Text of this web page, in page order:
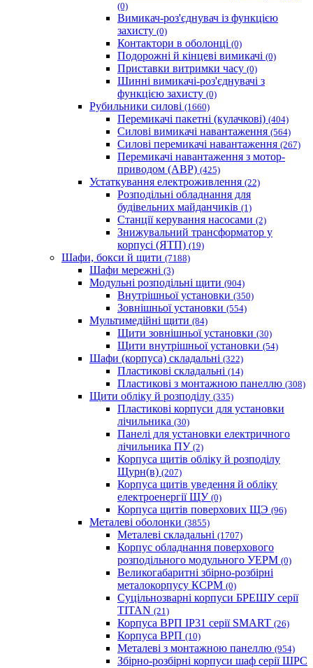
(0)
Вимикач-роз'єднувач із функцією
захисту (0)
Контактори в оболонці (0)
Подорожні й кінцеві вимикачі (0)
Приставки витримки часу (0)
Шинні вимикачі-роз'єднувачі з
функцією захисту (0)
Рубильники силові (1660)
Перемикачі пакетні (кулачкові) (404)
Силові вимикачі навантаження (564)
Cилові перемикачі навантаження (267)
Перемикачі навантаження з мотор-
приводом (АВР) (425)
Устаткування електроживлення (22)
Розподільні обладнання для
будівельних майданчиків (1)
Станції керування насосами (2)
Знижувальний трансформатор у
корпусі (ЯТП) (19)
Шафи, бокси й щити (7188)
Шафи мережні (3)
Модульні розподільні щити (904)
Внутрішньої установки (350)
Зовнішньої установки (554)
Мультимедійні щити (84)
Щити зовнішньої установки (30)
Щити внутрішньої установки (54)
Шафи (корпуса) складальні (322)
Пластикові складальні (14)
Пластикові з монтажною панеллю (308)
Щити обліку й розподілу (335)
Пластикові корпуси для установки
лічильника (30)
Панелі для установки електричного
лічильника ПУ (2)
Корпуса щитів обліку й розподілу
Щурн(в) (207)
Корпуса щитів уведення й обліку
електроенергії ЩУ (0)
Корпуса щитів поверхових ЩЭ (96)
Металеві оболонки (3855)
Металеві складальні (1707)
Корпус обладнання поверхового
розподільного модульного УЕРМ (0)
Великогабаритні збірно-розбірні
металокорпусу КСРМ (0)
Суцільнозварні корпуси БРЕШУ серії
TITAN (21)
Корпуса ВРП IP31 серії SMART (26)
Корпуса ВРП (10)
Металеві з монтажною панеллю (954)
Збірно-розбірні корпуси шаф серії ШРС